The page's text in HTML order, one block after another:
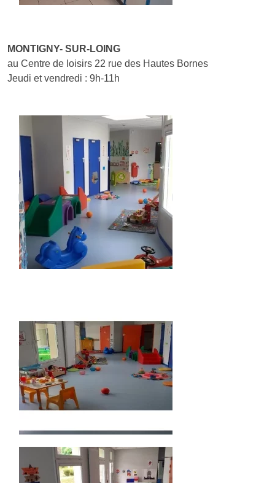
MONTIGNY- SUR-LOING
au Centre de loisirs 22 rue des Hautes Bornes
Jeudi et vendredi : 9h-11h